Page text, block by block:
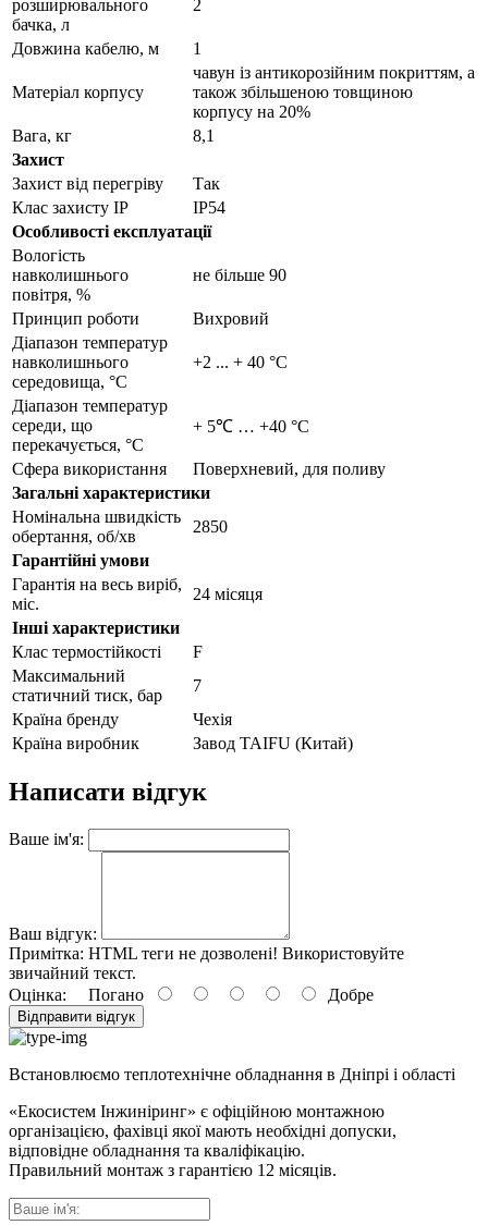
розширювального
бачка, л
2
Довжина кабелю, м 1
Матеріал корпусу
чавун із антикорозійним покриттям, а
також збільшеною товщиною
корпусу на 20%
Вага, кг
8,1
Захист
Захист від перегріву
Так
Клас захисту IP
IP54
Особливості експлуатації
Вологість
навколишнього
повітря, %
не більше 90
Принцип роботи
Вихровий
Діапазон температур
навколишнього
середовища, °С
+2 ... + 40 °C
Діапазон температур
середи, що
перекачується, °С
+ 5℃ … +40 °С
Сфера використання
Поверхневий, для поливу
Загальні характеристики
Номінальна швидкість
обертання, об/хв
2850
Гарантійні умови
Гарантія на весь виріб,
міс.
24 місяця
Інші характеристики
Клас термостійкості
F
Максимальний
статичний тиск, бар
7
Країна бренду
Чехія
Країна виробник
Завод TAIFU (Китай)
Написати відгук
Ваше ім'я:
Ваш відгук:
Примітка: HTML теги не дозволені! Використовуйте
звичайний текст.
Оцінка: Погано Добре
Відправити відгук
Встановлюємо теплотехнічне обладнання в Дніпрі і області
«Екосистем Інжиніринг» є офіційною монтажною
організацією, фахівці якої мають необхідні допуски,
відповідне обладнання та кваліфікацію.
Правильний монтаж з гарантією 12 місяців.